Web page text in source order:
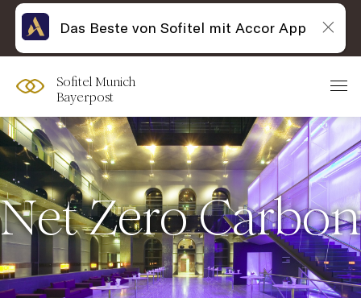
Sofitel Munich
Bayerpost
Net Zero Carbon
Das Beste von Sofitel mit Accor App